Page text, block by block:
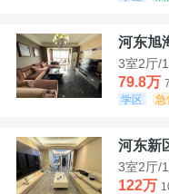
河东旭
3室2厅/
79.8万
学区
急
河东新
3室2厅/
122万